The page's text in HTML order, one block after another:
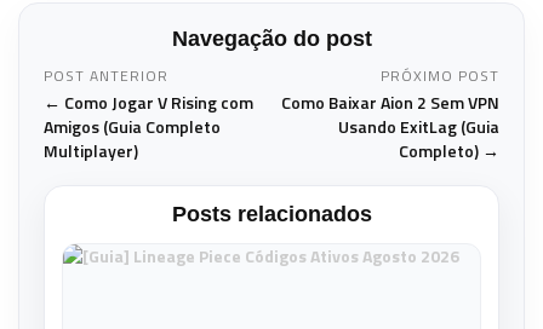
Navegação do post
POST ANTERIOR
← Como Jogar V Rising com
Amigos (Guia Completo
Multiplayer)
PRÓXIMO POST
Como Baixar Aion 2 Sem VPN
Usando ExitLag (Guia
Completo) →
Posts relacionados